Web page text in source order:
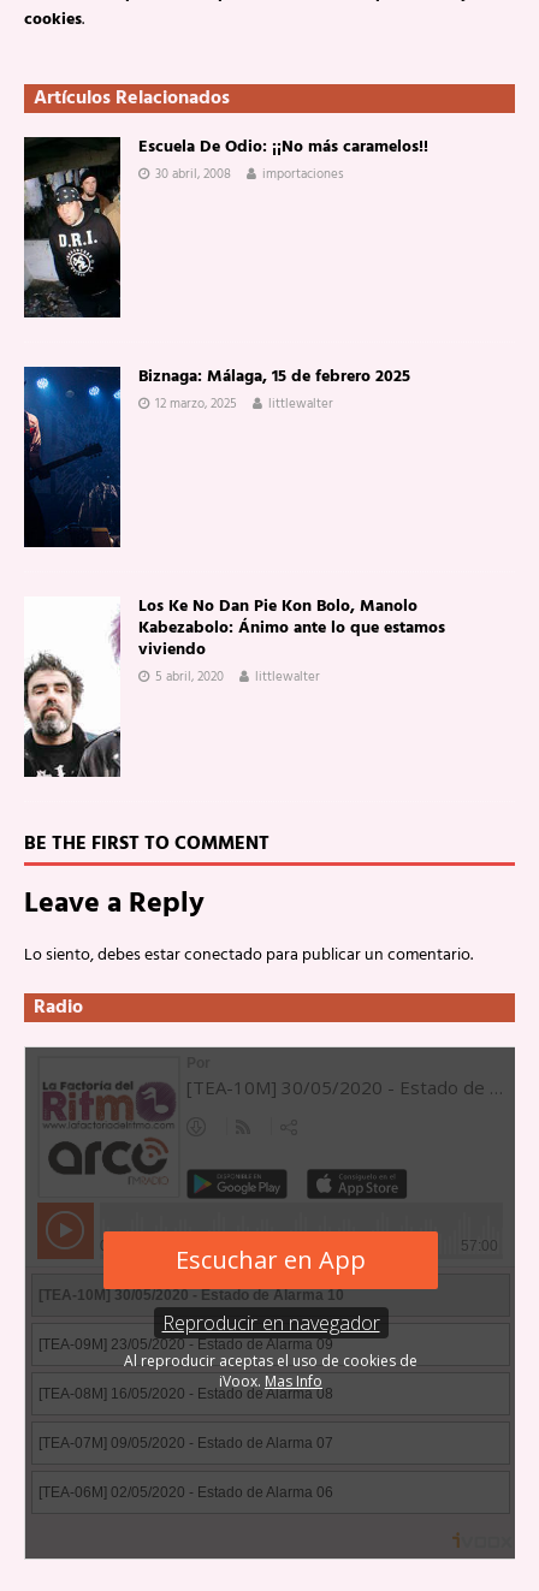
cookies.
Artículos Relacionados
Escuela De Odio: ¡¡No más caramelos!!
30 abril, 2008 importaciones
Biznaga: Málaga, 15 de febrero 2025
12 marzo, 2025 littlewalter
Los Ke No Dan Pie Kon Bolo, Manolo
Kabezabolo: Ánimo ante lo que estamos
viviendo
5 abril, 2020 littlewalter
BE THE FIRST TO COMMENT
Leave a Reply
Lo siento, debes estarconectadopara publicar un comentario.
Radio